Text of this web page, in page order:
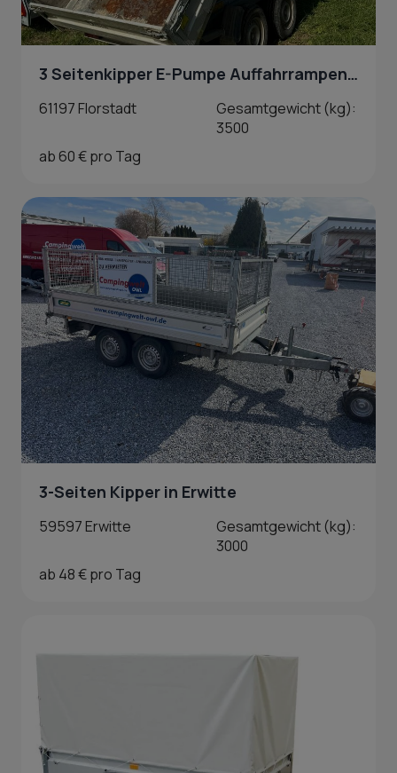
3 Seitenkipper E-Pumpe Auffahrrampen 3500kg in Florstadt
61197 Florstadt
Gesamtgewicht (kg):
3500
ab 60 € pro Tag
3-Seiten Kipper in Erwitte
59597 Erwitte
Gesamtgewicht (kg):
3000
ab 48 € pro Tag